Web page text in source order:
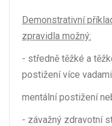
Demonstrativní
zpravidla možný:
- středně těžké a
postižení více
mentální postižení
- závažný zdravotní